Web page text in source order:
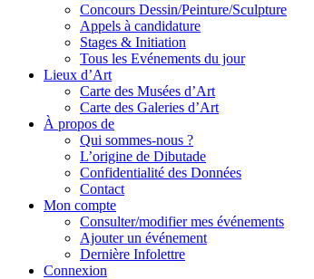
Concours Dessin/Peinture/Sculpture
Appels à candidature
Stages & Initiation
Tous les Evénements du jour
Lieux d’Art
Carte des Musées d’Art
Carte des Galeries d’Art
À propos de
Qui sommes-nous ?
L’origine de Dibutade
Confidentialité des Données
Contact
Mon compte
Consulter/modifier mes événements
Ajouter un événement
Dernière Infolettre
Connexion